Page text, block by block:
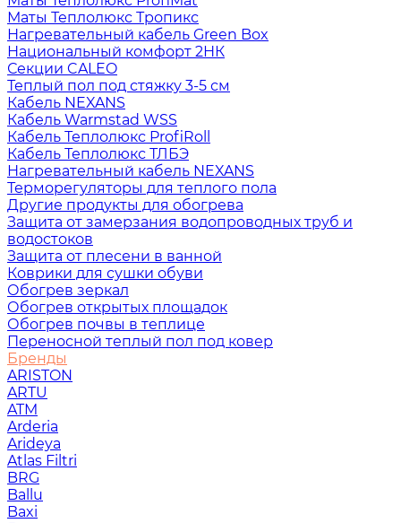
Маты Теплолюкс Тропикс
Нагревательный кабель Green Box
Национальный комфорт 2НК
Секции CALEO
Теплый пол под стяжку 3-5 см
Кабель NEXANS
Кабель Warmstad WSS
Кабель Теплолюкс ProfiRoll
Кабель Теплолюкс ТЛБЭ
Нагревательный кабель NEXANS
Терморегуляторы для теплого пола
Другие продукты для обогрева
Защита от замерзания водопроводных труб и
водостоков
Защита от плесени в ванной
Коврики для сушки обуви
Обогрев зеркал
Обогрев открытых площадок
Обогрев почвы в теплице
Переносной теплый пол под ковер
Бренды
ARISTON
ARTU
ATM
Arderia
Arideya
Atlas Filtri
BRG
Ballu
Baxi